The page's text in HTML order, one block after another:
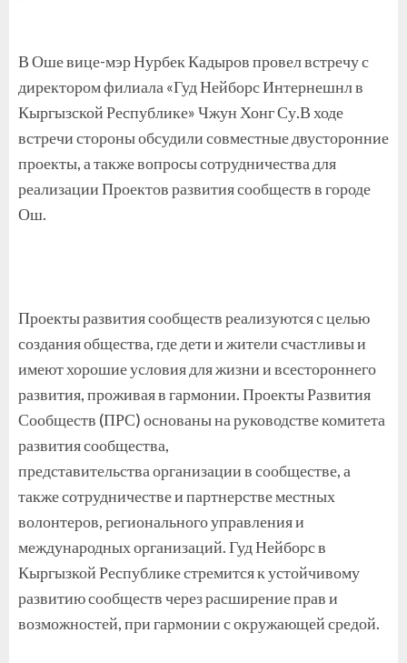
В Оше вице-мэр Нурбек Кадыров провел встречу с
директором филиала «Гуд Нейборс Интернешнл в
Кыргызской Республике» Чжун Хонг Су.В ходе
встречи стороны обсудили совместные двусторонние
проекты, а также вопросы сотрудничества для
реализации Проектов развития сообществ в городе
Ош.
Проекты развития сообществ реализуются с целью
создания общества, где дети и жители счастливы и
имеют хорошие условия для жизни и всестороннего
развития, проживая в гармонии. Проекты Развития
Сообществ (ПРС) основаны на руководстве комитета
развития сообщества,
представительства организации в сообществе, а
также сотрудничестве и партнерстве местных
волонтеров, регионального управления и
международных организаций. Гуд Нейборс в
Кыргызкой Республике стремится к устойчивому
развитию сообществ через расширение прав и
возможностей, при гармонии с окружающей средой.